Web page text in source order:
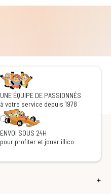
UNE ÉQUIPE DE PASSIONNÉS
à votre service depuis 1978
ENVOI SOUS 24H
pour profiter et jouer illico